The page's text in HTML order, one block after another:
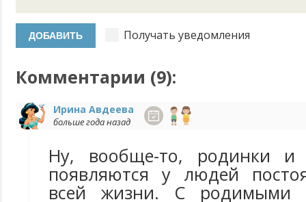
Получать уведомления
Комментарии (9):
Ирина Авдеева
больше года назад
Ну, вообще-то, родинки и
появляются у людей
всей жизни. С родимыми